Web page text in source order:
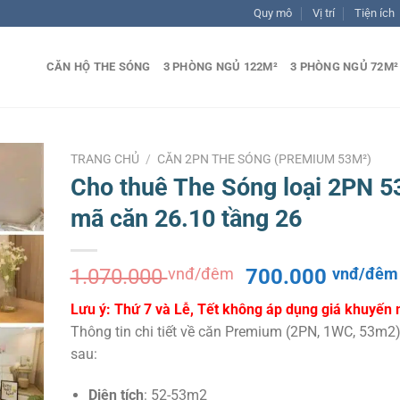
Quy mô Vị trí Tiện ích
CĂN HỘ THE SÓNG 3 PHÒNG NGỦ 122M² 3 PHÒNG NGỦ 72M²
TRANG CHỦ / CĂN 2PN THE SÓNG (PREMIUM 53M²)
Cho thuê The Sóng loại 2PN
mã căn 26.10 tầng 26
1.070.000vnđ/đêm
Giá
gốc
là:
1.070.000 vnđ/
700.000 vnđ/đêm
Lưu ý: Thứ 7 và Lễ, Tết không áp dụng giá khuyến
Thông tin chi tiết về căn Premium (2PN, 1WC,
sau:
Diện tích: 52-53m2